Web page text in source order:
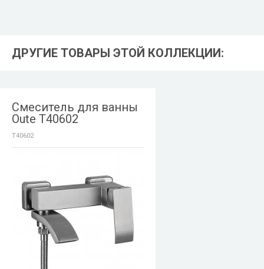
ДРУГИЕ ТОВАРЫ ЭТОЙ КОЛЛЕКЦИИ:
Смеситель для ванны
Oute T40602
T40602